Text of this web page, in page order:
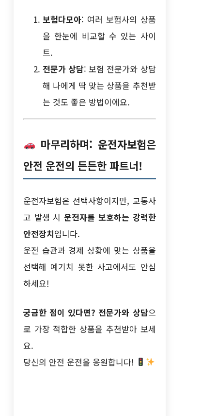
보험다모아: 여러 보험사의 상품
을 한눈에 비교할 수 있는 사이
트.
전문가 상담: 보험 전문가와 상담
해 나에게 딱 맞는 상품을 추천받
는 것도 좋은 방법이에요.
마무리하며: 운전자보험은
안전 운전의 든든한 파트너!
운전자보험은 선택사항이지만, 교통사
고 발생 시운전자를 보호하는 강력한
안전장치입니다.
운전 습관과 경제 상황에 맞는 상품을
선택해 예기치 못한 사고에서도 안심
하세요!
궁금한 점이 있다면? 전문가와 상담으
로 가장 적합한 상품을 추천받아 보세
요.
당신의 안전 운전을 응원합니다!